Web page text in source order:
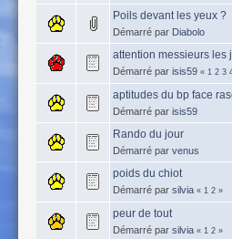
Poils devant les yeux ?
Démarré par Diabolo
attention messieurs les
Démarré par isis59 « 1 2 3
aptitudes du bp face
Démarré par isis59
Rando du jour
Démarré par venus
poids du chiot
Démarré par silvia « 1 2 »
peur de tout
Démarré par silvia « 1 2 »